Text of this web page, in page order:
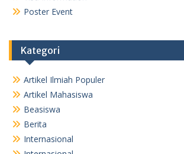
Poster Event
Kategori
Artikel Ilmiah Populer
Artikel Mahasiswa
Beasiswa
Berita
Internasional